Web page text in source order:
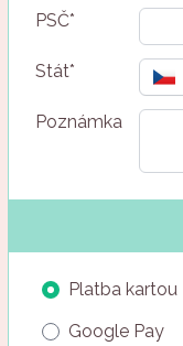
PSČ*
Stát*
Poznámka
Platba kartou
Google Pay